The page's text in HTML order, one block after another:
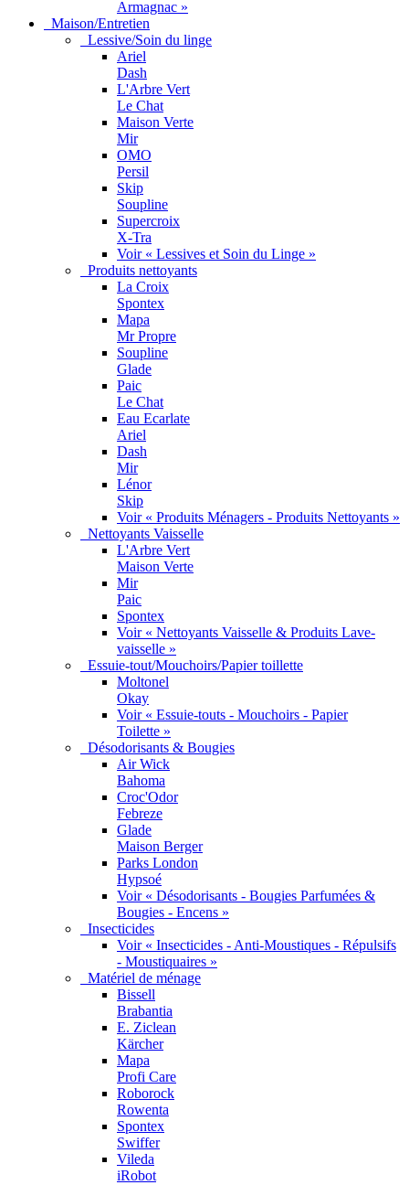
Armagnac »
Maison/Entretien
Lessive/Soin du linge
Ariel
Dash
L'Arbre Vert
Le Chat
Maison Verte
Mir
OMO
Persil
Skip
Soupline
Supercroix
X-Tra
Voir « Lessives et Soin du Linge »
Produits nettoyants
La Croix
Spontex
Mapa
Mr Propre
Soupline
Glade
Paic
Le Chat
Eau Ecarlate
Ariel
Dash
Mir
Lénor
Skip
Voir « Produits Ménagers - Produits Nettoyants »
Nettoyants Vaisselle
L'Arbre Vert
Maison Verte
Mir
Paic
Spontex
Voir « Nettoyants Vaisselle & Produits Lave-
vaisselle »
Essuie-tout/Mouchoirs/Papier toillette
Moltonel
Okay
Voir « Essuie-touts - Mouchoirs - Papier
Toilette »
Désodorisants & Bougies
Air Wick
Bahoma
Croc'Odor
Febreze
Glade
Maison Berger
Parks London
Hypsoé
Voir « Désodorisants - Bougies Parfumées &
Bougies - Encens »
Insecticides
Voir « Insecticides - Anti-Moustiques - Répulsifs
- Moustiquaires »
Matériel de ménage
Bissell
Brabantia
E. Ziclean
Kärcher
Mapa
Profi Care
Roborock
Rowenta
Spontex
Swiffer
Vileda
iRobot